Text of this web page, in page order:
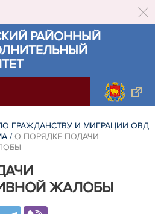
РАЙОННЫЙ
ГРАЖДАНСТВУ И МИГРАЦИИ ОВД
/ О ПОРЯДКЕ ПОДАЧИ
ЖАЛОБЫ